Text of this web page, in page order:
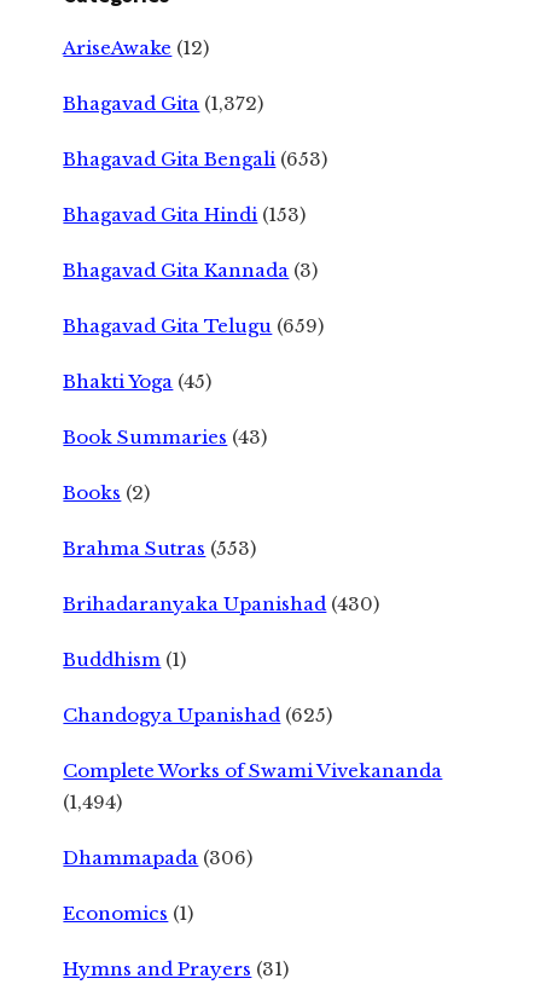
AriseAwake (12)
Bhagavad Gita (1,372)
Bhagavad Gita Bengali (653)
Bhagavad Gita Hindi (153)
Bhagavad Gita Kannada (3)
Bhagavad Gita Telugu (659)
Bhakti Yoga (45)
Book Summaries (43)
Books (2)
Brahma Sutras (553)
Brihadaranyaka Upanishad (430)
Buddhism (1)
Chandogya Upanishad (625)
Complete Works of Swami Vivekananda
(1,494)
Dhammapada (306)
Economics (1)
Hymns and Prayers (31)